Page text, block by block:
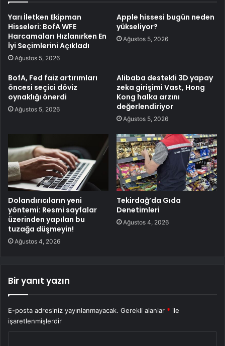
Yarı İletken Ekipman
Hisseleri: BofA WFE
Harcamaları Hızlanırken En
İyi Seçimlerini Açıkladı
Ağustos 5, 2026
Apple hissesi bugün neden
yükseliyor?
Ağustos 5, 2026
BofA, Fed faiz artırımları
öncesi seçici döviz
oynaklığı önerdi
Ağustos 5, 2026
Alibaba destekli 3D yapay
zeka girişimi Vast, Hong
Kong halka arzını
değerlendiriyor
Ağustos 5, 2026
Dolandırıcıların yeni
yöntemi: Resmi sayfalar
üzerinden yapılan bu
tuzağa düşmeyin!
Ağustos 4, 2026
Tekirdağ’da Gıda
Denetimleri
Ağustos 4, 2026
Bir yanıt yazın
E-posta adresiniz yayınlanmayacak. Gerekli alanlar * ile
işaretlenmişlerdir